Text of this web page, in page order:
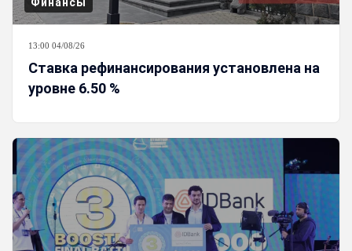
13:00 04/08/26
Ставка рефинансирования установлена на
уровне 6.50 %